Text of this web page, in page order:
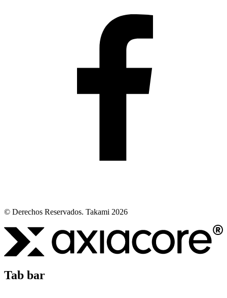
© Derechos Reservados. Takami 2026
Tab bar